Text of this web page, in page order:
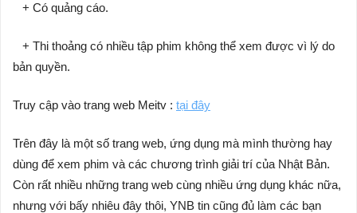
+ Có quảng cáo.
+ Thi thoảng có nhiều tập phim không thể xem được vì lý do
bản quyền.
Truy cập vào trang web Meitv : tại đây
Trên đây là một số trang web, ứng dụng mà mình thường hay
dùng để xem phim và các chương trình giải trí của Nhật Bản.
Còn rất nhiều những trang web cùng nhiều ứng dụng khác nữa,
nhưng với bấy nhiêu đây thôi, YNB tin cũng đủ làm các bạn